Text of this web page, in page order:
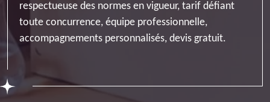
respectueuse des normes en vigueur, tarif défiant
toute concurrence, équipe professionnelle,
accompagnements personnalisés, devis gratuit.